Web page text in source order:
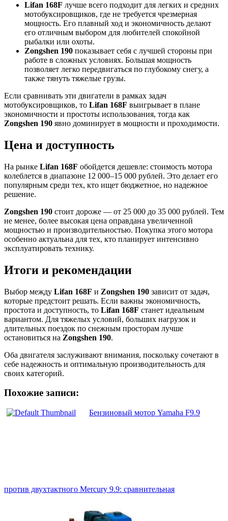
Lifan 168F лучше всего подходит для легких и средних
мотобуксировщиков, где не требуется чрезмерная
мощность. Его плавный ход и экономичность делают
его отличным выбором для любителей спокойной
рыбалки или охоты.
Zongshen 190 показывает себя с лучшей стороны при
работе в сложных условиях. Большая мощность
позволяет легко передвигаться по глубокому снегу, а
также тянуть тяжелые грузы.
Если сравнивать эти двигатели в рамках задач
мотобуксировщиков, то Lifan 168F выигрывает в плане
экономичности и простоты использования, тогда как
Zongshen 190 явно доминирует в мощности и проходимости.
Цена и доступность
На рынке Lifan 168F обойдется дешевле: стоимость мотора
колеблется в диапазоне 12 000–15 000 рублей. Это делает его
популярным среди тех, кто ищет бюджетное, но надежное
решение.
Zongshen 190 стоит дороже — от 25 000 до 35 000 рублей. Тем
не менее, более высокая цена оправдана увеличенной
мощностью и производительностью. Покупка этого мотора
особенно актуальна для тех, кто планирует интенсивно
эксплуатировать технику.
Итоги и рекомендации
Выбор между Lifan 168F и Zongshen 190 зависит от задач,
которые предстоит решать. Если важны экономичность,
простота и доступность, то Lifan 168F станет идеальным
вариантом. Для тяжелых условий, больших нагрузок и
длительных поездок по снежным просторам лучше
остановиться на Zongshen 190.
Оба двигателя заслуживают внимания, поскольку сочетают в
себе надежность и оптимальную производительность для
своих категорий.
Похожие записи:
Бензиновый мотор Yamaha F9.9
против двухтактного Mercury 9.9: сравнительная